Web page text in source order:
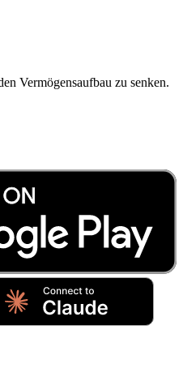
Vermögensaufbau zu senken.